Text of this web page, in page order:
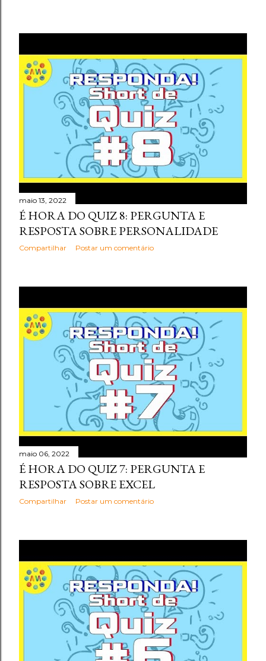
maio 13, 2022
É HORA DO QUIZ 8: PERGUNTA E
RESPOSTA SOBRE PERSONALIDADE
Compartilhar Postar um comentário
maio 06, 2022
É HORA DO QUIZ 7: PERGUNTA E
RESPOSTA SOBRE EXCEL
Compartilhar Postar um comentário